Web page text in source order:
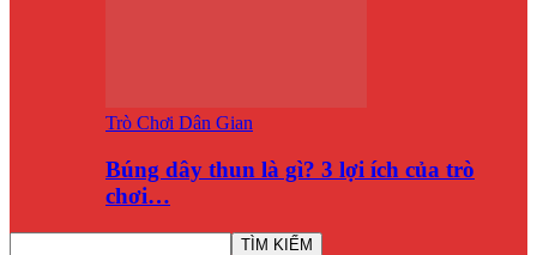
Trò Chơi Dân Gian
Búng dây thun là gì? 3 lợi ích của trò
chơi…